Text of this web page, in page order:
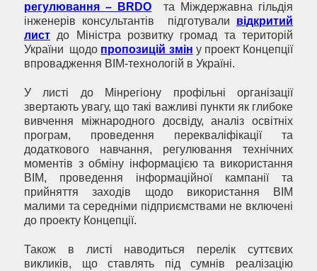
регулювання – BRDO та Міждержавна гільдія
інженерів консультантів підготували відкритий
лист до Міністра розвитку громад та територій
України щодо пропозицій змін у проект Концепції
впровадження BIM-технологій в Україні.
У листі до Мінрегіону профільні організації
звертають увагу, що такі важливі пункти як глибоке
вивчення міжнародного досвіду, аналіз освітніх
програм, проведення перекваліфікації та
додаткового навчання, регулювання технічних
моментів з обміну інформацією та використання
BIM, проведення інформаційної кампанії та
прийняття заходів щодо використання BIM
малими та середніми підприємствами не включені
до проекту Концепції.
Також в листі наводиться перелік суттєвих
викликів, що ставлять під сумнів реалізацію